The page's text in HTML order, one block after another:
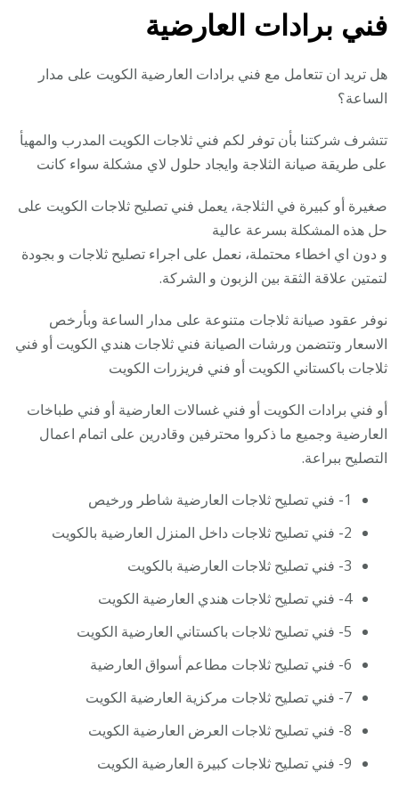
فني برادات العارضية
هل تريد ان تتعامل مع فني برادات العارضية الكويت على مدار
الساعة؟
تتشرف شركتنا بأن توفر لكم فني ثلاجات الكويت المدرب والمهيأ
على طريقة صيانة الثلاجة وايجاد حلول لاي مشكلة سواء كانت
صغيرة أو كبيرة في الثلاجة، يعمل فني تصليح ثلاجات الكويت على
حل هذه المشكلة بسرعة عالية
و دون اي اخطاء محتملة، نعمل على اجراء تصليح ثلاجات و بجودة
لتمتين علاقة الثقة بين الزبون و الشركة.
نوفر عقود صيانة ثلاجات متنوعة على مدار الساعة وبأرخص
الاسعار وتتضمن ورشات الصيانة فني ثلاجات هندي الكويت أو فني
ثلاجات باكستاني الكويت أو فني فريزرات الكويت
أو فني برادات الكويت أو فني غسالات العارضية أو فني طباخات
العارضية وجميع ما ذكروا محترفين وقادرين على اتمام اعمال
التصليح ببراعة.
1- فني تصليح ثلاجات العارضية شاطر ورخيص
2- فني تصليح ثلاجات داخل المنزل العارضية بالكويت
3- فني تصليح ثلاجات العارضية بالكويت
4- فني تصليح ثلاجات هندي العارضية الكويت
5- فني تصليح ثلاجات باكستاني العارضية الكويت
6- فني تصليح ثلاجات مطاعم أسواق العارضية
7- فني تصليح ثلاجات مركزية العارضية الكويت
8- فني تصليح ثلاجات العرض العارضية الكويت
9- فني تصليح ثلاجات كبيرة العارضية الكويت